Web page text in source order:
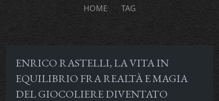
HOME TAG
ENRICO RASTELLI, LA VITA IN
EQUILIBRIO FRA REALTÀ E MAGIA
DEL GIOCOLIERE DIVENTATO